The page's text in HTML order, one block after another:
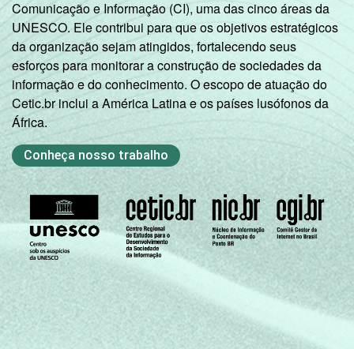
Comunicação e Informação (CI), uma das cinco áreas da
UNESCO. Ele contribui para que os objetivos estratégicos
da organização sejam atingidos, fortalecendo seus
esforços para monitorar a construção de sociedades da
informação e do conhecimento. O escopo de atuação do
Cetic.br inclui a América Latina e os países lusófonos da
África.
Conheça nosso trabalho